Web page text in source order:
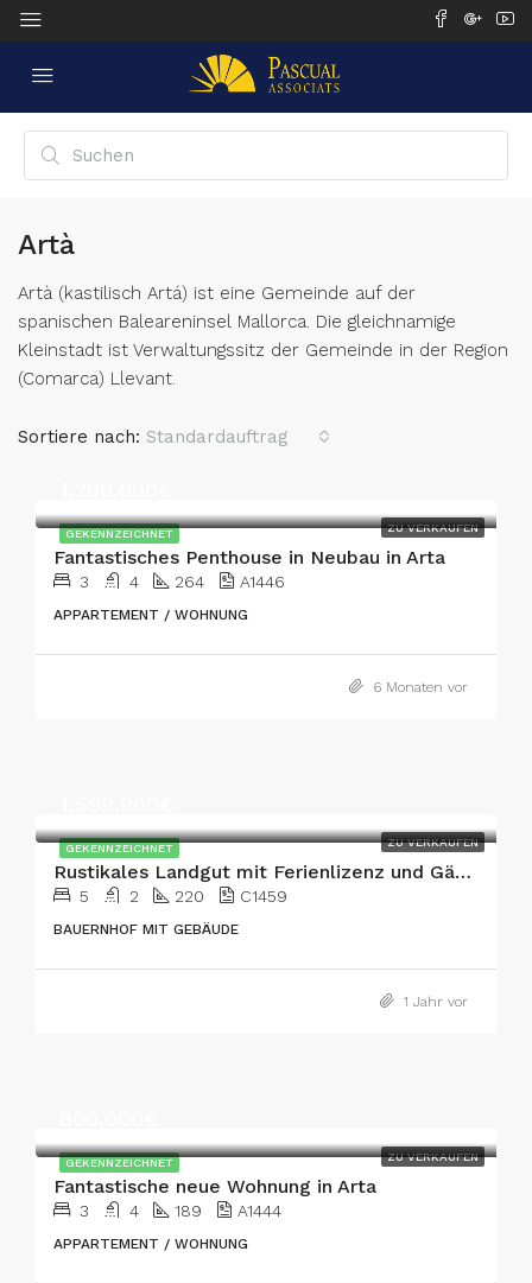
Artà
Artà (kastilisch Artá) ist eine Gemeinde auf der
spanischen Baleareninsel Mallorca. Die gleichnamige
Kleinstadt ist Verwaltungssitz der Gemeinde in der Region
(Comarca) Llevant.
Sortiere nach: Standardauftrag
GEKENNZEICHNET ZU VERKAUFEN
Fantastisches Penthouse in Neubau in Arta
3 4 264 A1446
APPARTEMENT / WOHNUNG
6 Monaten vor
GEKENNZEICHNET ZU VERKAUFEN
Rustikales Landgut mit Ferienlizenz und Gästehaus in Arta
5 2 220 C1459
BAUERNHOF MIT GEBÄUDE
1 Jahr vor
GEKENNZEICHNET ZU VERKAUFEN
Fantastische neue Wohnung in Arta
3 4 189 A1444
APPARTEMENT / WOHNUNG